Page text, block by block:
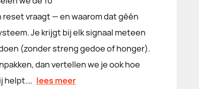
vraagt — en waarom dat géén
Je krijgt bij elk signaal meteen
(zonder streng gedoe of honger).
dan vertellen we je ook hoe
helpt.… lees meer